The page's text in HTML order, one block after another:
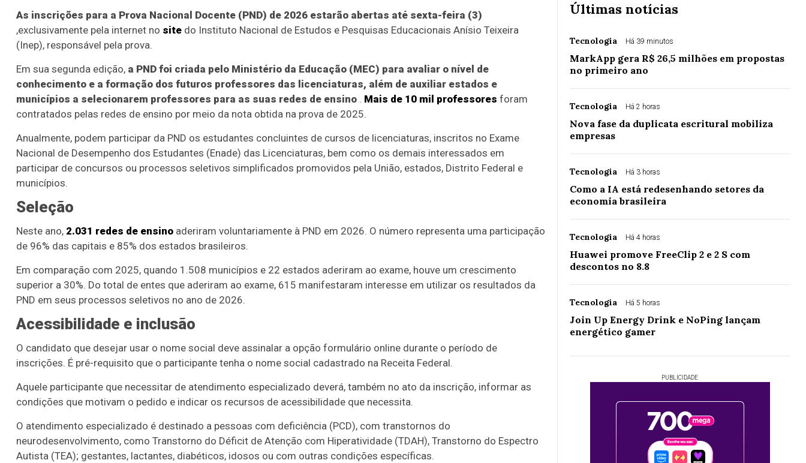
As inscrições para a Prova Nacional Docente (PND) de 2026 estarão abertas até sexta-feira (3)
,exclusivamente pela internet no site do Instituto Nacional de Estudos e Pesquisas Educacionais Anísio Teixeira
(Inep), responsável pela prova.
Em sua segunda edição, a PND foi criada pelo Ministério da Educação (MEC) para avaliar o nível de
conhecimento e a formação dos futuros professores das licenciaturas, além de auxiliar estados e
municípios a selecionarem professores para as suas redes de ensino . Mais de 10 mil professores foram
contratados pelas redes de ensino por meio da nota obtida na prova de 2025.
Anualmente, podem participar da PND os estudantes concluintes de cursos de licenciaturas, inscritos no Exame
Nacional de Desempenho dos Estudantes (Enade) das Licenciaturas, bem como os demais interessados em
participar de concursos ou processos seletivos simplificados promovidos pela União, estados, Distrito Federal e
municípios.
Seleção
Neste ano, 2.031 redes de ensino aderiram voluntariamente à PND em 2026. O número representa uma participação
de 96% das capitais e 85% dos estados brasileiros.
Em comparação com 2025, quando 1.508 municípios e 22 estados aderiram ao exame, houve um crescimento
superior a 30%. Do total de entes que aderiram ao exame, 615 manifestaram interesse em utilizar os resultados da
PND em seus processos seletivos no ano de 2026.
Acessibilidade e inclusão
O candidato que desejar usar o nome social deve assinalar a opção formulário online durante o período de
inscrições. É pré-requisito que o participante tenha o nome social cadastrado na Receita Federal.
Aquele participante que necessitar de atendimento especializado deverá, também no ato da inscrição, informar as
condições que motivam o pedido e indicar os recursos de acessibilidade que necessita.
O atendimento especializado é destinado a pessoas com deficiência (PCD), com transtornos do
neurodesenvolvimento, como Transtorno do Déficit de Atenção com Hiperatividade (TDAH), Transtorno do Espectro
Autista (TEA); gestantes, lactantes, diabéticos, idosos ou com outras condições específicas.
Últimas notícias
Tecnologia Há 39 minutos
MarkApp gera R$ 26,5 milhões em propostas
no primeiro ano
Tecnologia Há 2 horas
Nova fase da duplicata escritural mobiliza
empresas
Tecnologia Há 3 horas
Como a IA está redesenhando setores da
economia brasileira
Tecnologia Há 4 horas
Huawei promove FreeClip 2 e 2 S com
descontos no 8.8
Tecnologia Há 5 horas
Join Up Energy Drink e NoPing lançam
energético gamer
PUBLICIDADE